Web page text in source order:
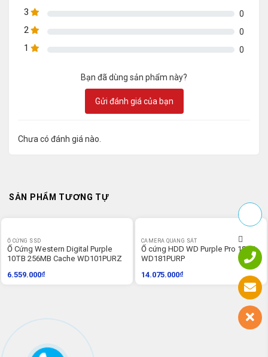
3 0
2 0
1 0
Bạn đã dùng sản phẩm này?
Gửi đánh giá của bạn
Chưa có đánh giá nào.
SẢN PHẨM TƯƠNG TỰ
Ổ CỨNG SSD
Ổ Cứng Western Digital Purple
10TB 256MB Cache WD101PURZ
6.559.000₫
CAMERA QUANG SÁT
Ổ cứng HDD WD Purple Pro 18TB
WD181PURP
14.075.000₫